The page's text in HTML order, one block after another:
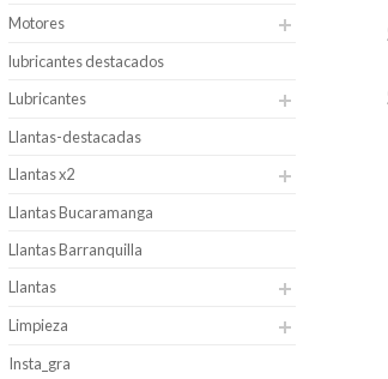
Motores
lubricantes destacados
Lubricantes
Llantas-destacadas
Llantas x2
Llantas Bucaramanga
Llantas Barranquilla
Llantas
Limpieza
Insta_gra